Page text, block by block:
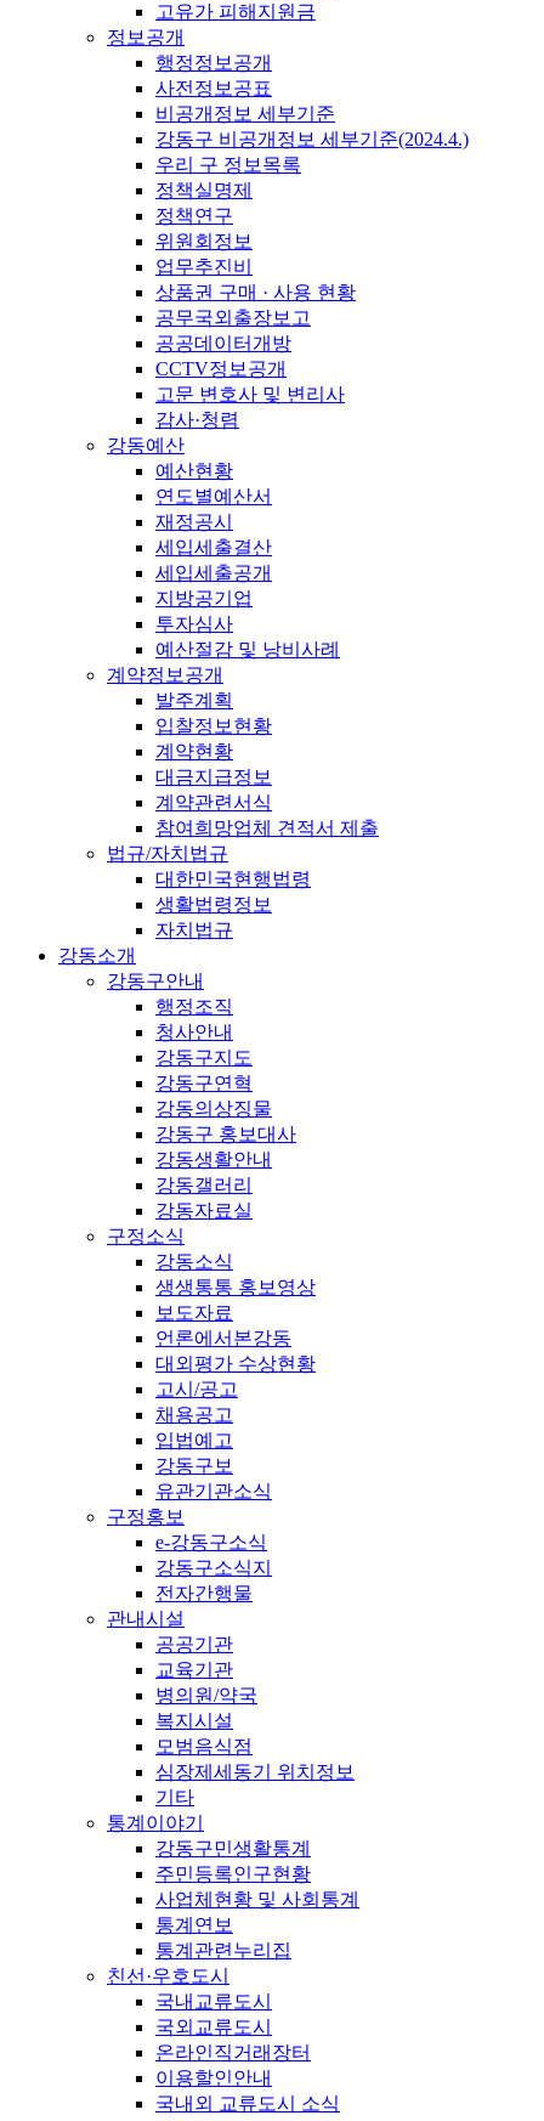
고유가 피해지원금
정보공개
행정정보공개
사전정보공표
비공개정보 세부기준
강동구 비공개정보 세부기준(2024.4.)
우리 구 정보목록
정책실명제
정책연구
위원회정보
업무추진비
상품권 구매 · 사용 현황
공무국외출장보고
공공데이터개방
CCTV정보공개
고문 변호사 및 변리사
감사·청렴
강동예산
예산현황
연도별예산서
재정공시
세입세출결산
세입세출공개
지방공기업
투자심사
예산절감 및 낭비사례
계약정보공개
발주계획
입찰정보현황
계약현황
대금지급정보
계약관련서식
참여희망업체 견적서 제출
법규/자치법규
대한민국현행법령
생활법령정보
자치법규
강동소개
강동구안내
행정조직
청사안내
강동구지도
강동구연혁
강동의상징물
강동구 홍보대사
강동생활안내
강동갤러리
강동자료실
구정소식
강동소식
생생통통 홍보영상
보도자료
언론에서본강동
대외평가 수상현황
고시/공고
채용공고
입법예고
강동구보
유관기관소식
구정홍보
e-강동구소식
강동구소식지
전자간행물
관내시설
공공기관
교육기관
병의원/약국
복지시설
모범음식점
심장제세동기 위치정보
기타
통계이야기
강동구민생활통계
주민등록인구현황
사업체현황 및 사회통계
통계연보
통계관련누리집
친선·우호도시
국내교류도시
국외교류도시
온라인직거래장터
이용할인안내
국내외 교류도시 소식